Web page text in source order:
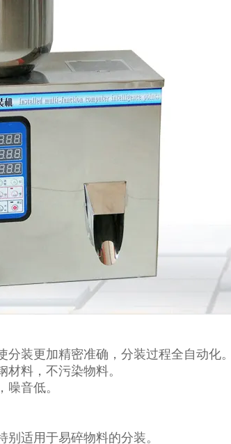
分装更加精密准确，分装过程全自动化。
材料，不污染物料。
噪音低。
别适用于易碎物料的分装。